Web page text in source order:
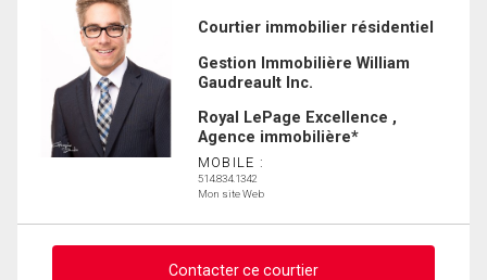
Prénom
Courriel
Téléphone
Courtier immobilier résidentiel
Gestion Immobilière William
Gaudreault Inc.
Royal LePage Excellence ,
Agence immobilière*
MOBILE :
514.834.1342
Mon site Web
Contacter ce courtier